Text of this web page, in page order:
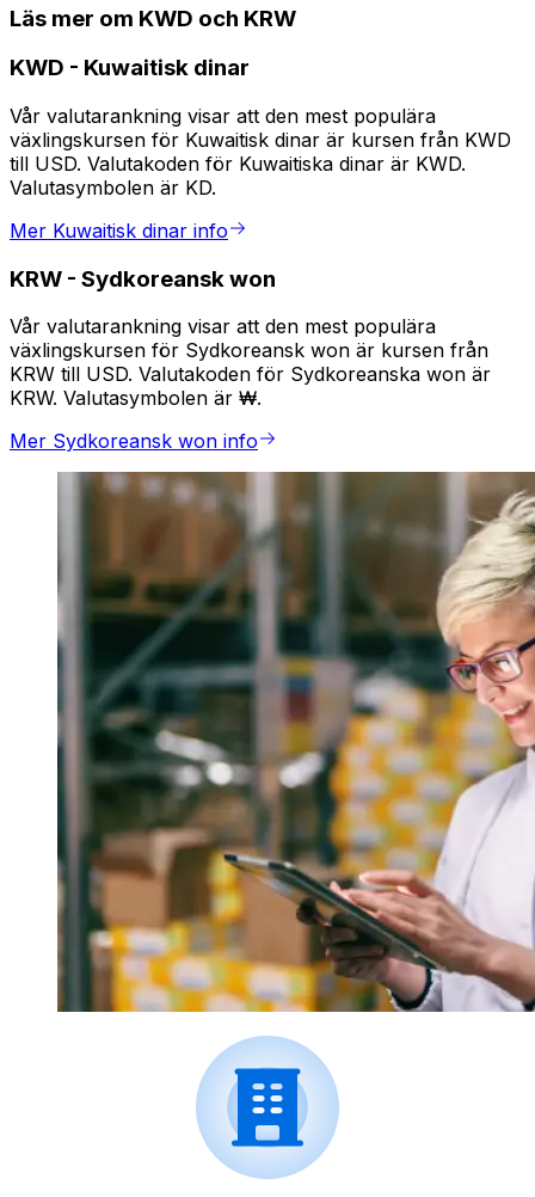
Läs mer om KWD och KRW
KWD - Kuwaitisk dinar
Vår valutarankning visar att den mest populära
växlingskursen för Kuwaitisk dinar är kursen från KWD
till USD. Valutakoden för Kuwaitiska dinar är KWD.
Valutasymbolen är KD.
Mer Kuwaitisk dinar info
KRW - Sydkoreansk won
Vår valutarankning visar att den mest populära
växlingskursen för Sydkoreansk won är kursen från
KRW till USD. Valutakoden för Sydkoreanska won är
KRW. Valutasymbolen är ₩.
Mer Sydkoreansk won info